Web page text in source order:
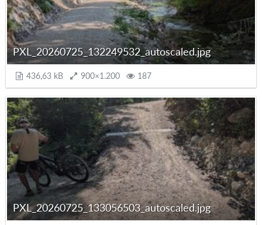
PXL_20260725_132249532_autoscaled.jpg
436,63 kB 900×1.200 187
PXL_20260725_133056503_autoscaled.jpg